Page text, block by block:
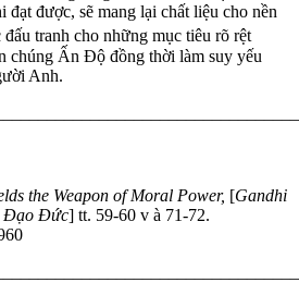
được, sẽ mang lại chất liệu cho nền
tranh cho những mục tiêu rõ rệt
chúng Ấn Độ đồng thời làm suy yếu
Anh.
the Weapon of Moral Power, [Gandhi
Đạo Đức] tt. 59-60 v à 71-72.